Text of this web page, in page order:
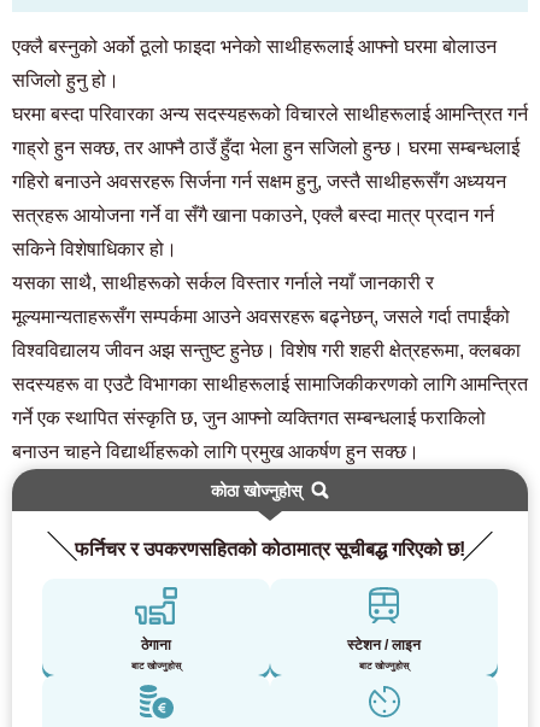
एक्लै बस्नुको अर्को ठूलो फाइदा भनेको साथीहरूलाई आफ्नो घरमा बोलाउन
सजिलो हुनु हो।
घरमा बस्दा परिवारका अन्य सदस्यहरूको विचारले साथीहरूलाई आमन्त्रित गर्न
गाह्रो हुन सक्छ, तर आफ्नै ठाउँ हुँदा भेला हुन सजिलो हुन्छ। घरमा सम्बन्धलाई
गहिरो बनाउने अवसरहरू सिर्जना गर्न सक्षम हुनु, जस्तै साथीहरूसँग अध्ययन
सत्रहरू आयोजना गर्ने वा सँगै खाना पकाउने, एक्लै बस्दा मात्र प्रदान गर्न
सकिने विशेषाधिकार हो।
यसका साथै, साथीहरूको सर्कल विस्तार गर्नाले नयाँ जानकारी र
मूल्यमान्यताहरूसँग सम्पर्कमा आउने अवसरहरू बढ्नेछन्, जसले गर्दा तपाईंको
विश्वविद्यालय जीवन अझ सन्तुष्ट हुनेछ। विशेष गरी शहरी क्षेत्रहरूमा, क्लबका
सदस्यहरू वा एउटै विभागका साथीहरूलाई सामाजिकीकरणको लागि आमन्त्रित
गर्ने एक स्थापित संस्कृति छ, जुन आफ्नो व्यक्तिगत सम्बन्धलाई फराकिलो
बनाउन चाहने विद्यार्थीहरूको लागि प्रमुख आकर्षण हुन सक्छ।
कोठा खोज्नुहोस्
फर्निचर र उपकरणसहितको कोठामात्र सूचीबद्ध गरिएको छ!
ठेगाना
बाट खोज्नुहोस्
स्टेशन / लाइन
बाट खोज्नुहोस्